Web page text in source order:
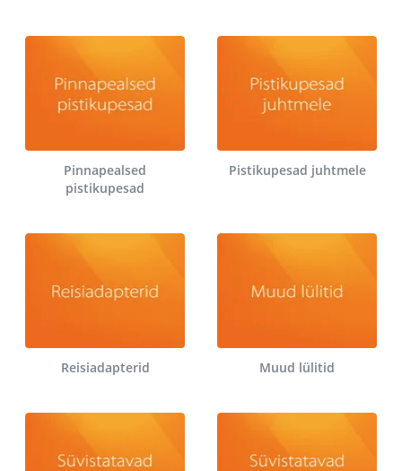
Pinnapealsed
pistikupesad
Pistikupesad juhtmele
Reisiadapterid Muud lülitid